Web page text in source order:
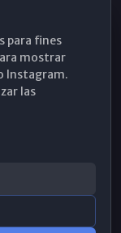
para fines
mostrar
Instagram.
las